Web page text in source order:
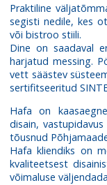
Praktiline
segisti nedile, kes
või bistroo stiili.
Dine on saadaval
harjatud messing.
vett säästev
sertifitseeritud
Hafa on
disain,
tõusnud
Hafa kliendiks on
kvaliteetsest
võimaluse